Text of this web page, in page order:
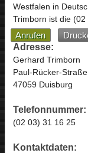
Westfalen in
Trimborn ist die (02
Anrufen
Adresse:
Gerhard Trimborn
Paul-Rücker-Straße
47059 Duisburg
Telefonnummer:
(02 03) 31 16 25
Kontaktdaten: